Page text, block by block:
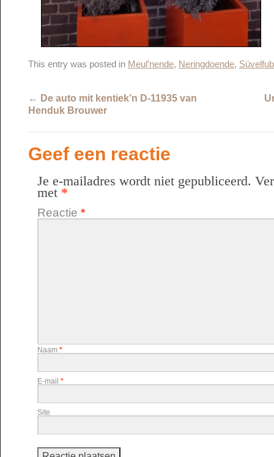
This entry was posted in Meul’nende, Neringdoende,
← De auto mit kentiek’n D-11935 van
Henduk Brouwer
Geef een reactie
Je e-mailadres wordt niet gepubliceerd.
met *
Reactie *
Naam *
E-mail *
Site